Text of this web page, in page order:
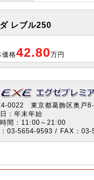
レブル250
価格42.80万円
0022 東京都葛飾区奥戸
：年末年始
間：11:00～21:00
03-5654-9593 / FAX：03-